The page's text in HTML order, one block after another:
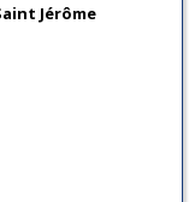
Jérôme